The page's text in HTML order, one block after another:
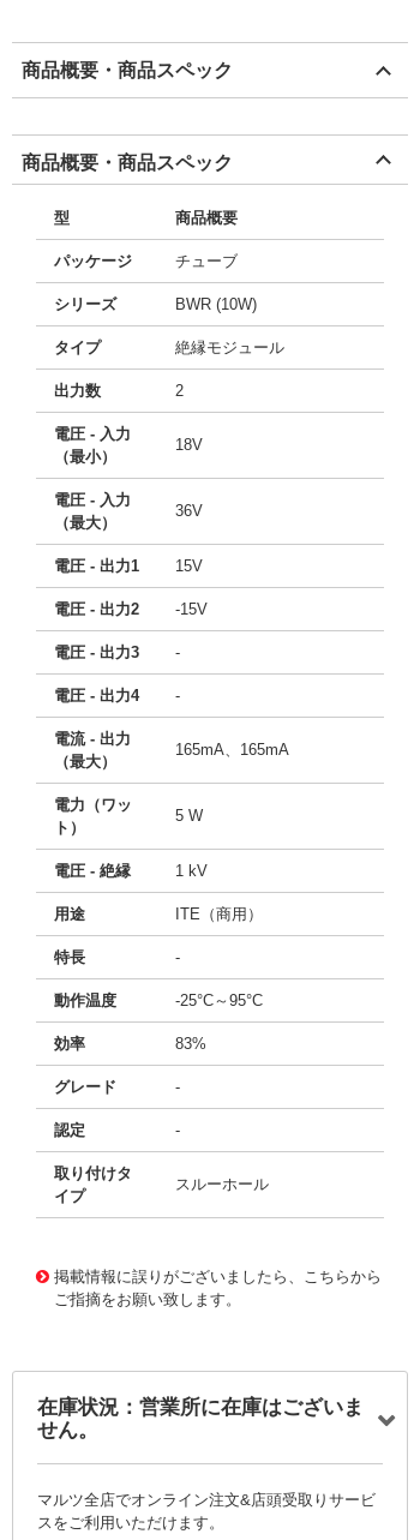
商品概要・商品スペック
商品概要・商品スペック
型 商品概要
パッケージ チューブ
シリーズ BWR (10W)
タイプ 絶縁モジュール
出力数 2
電圧 - 入力
（最小）
18V
電圧 - 入力
（最大）
36V
電圧 - 出力1 15V
電圧 - 出力2 -15V
電圧 - 出力3 -
電圧 - 出力4 -
電流 - 出力
（最大）
165mA、165mA
電力（ワッ
ト）
5 W
電圧 - 絶縁 1 kV
用途 ITE（商用）
特長 -
動作温度 -25°C～95°C
効率 83%
グレード -
認定 -
取り付けタ
イプ
スルーホール
掲載情報に誤りがございましたら、こちらから
ご指摘をお願い致します。
在庫状況：営業所に在庫はございま
せん。
マルツ全店でオンライン注文&店頭受取りサービ
スをご利用いただけます。